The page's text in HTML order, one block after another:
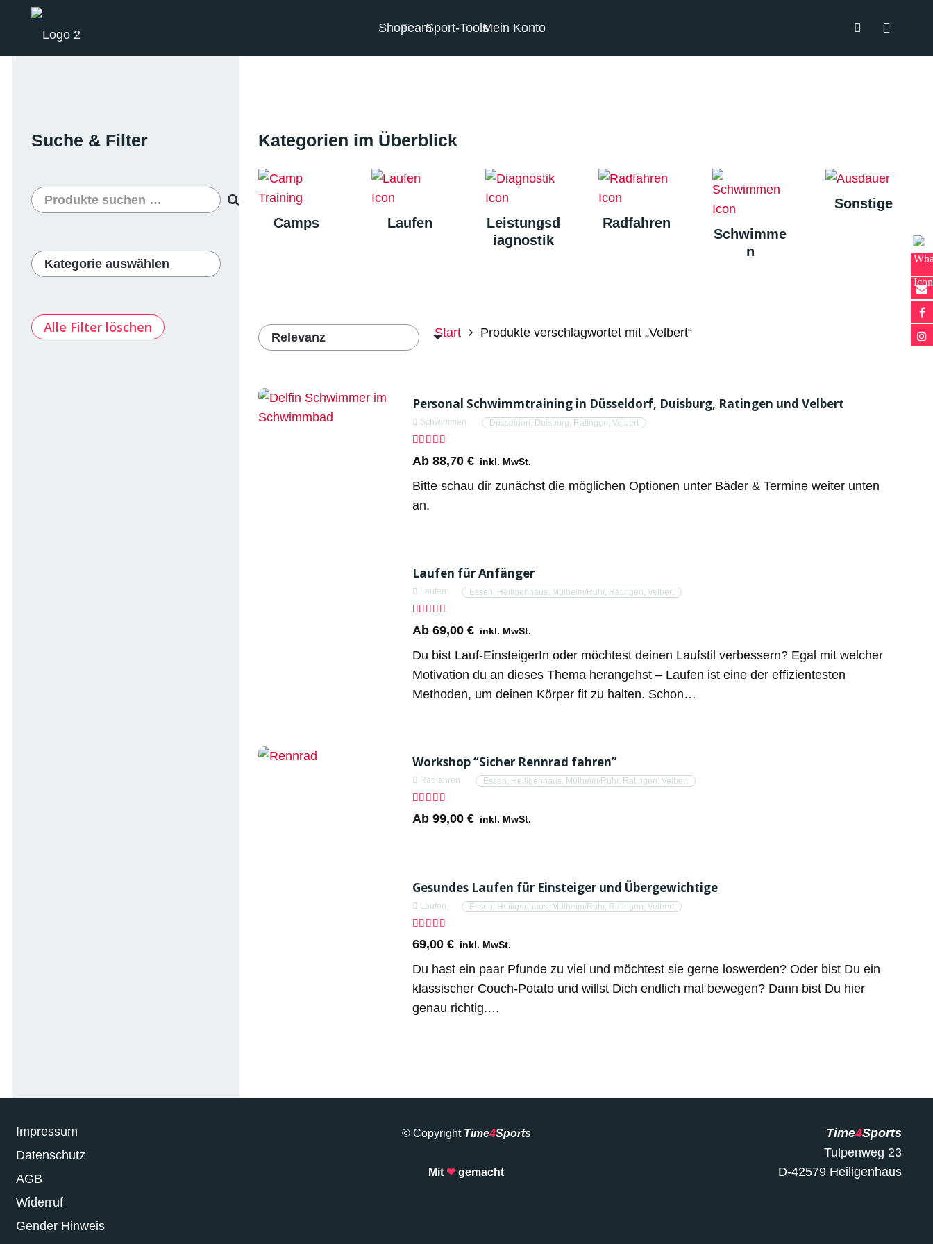
ShopTeamSport-ToolsMein Konto
Suche & Filter
Suchen
nach:
Alle Filter löschen
Kategorien im Überblick
Camps Laufen
Leistungsd
iagnostik
Radfahren
Schwimme
n
Sonstige
Start Produkte verschlagwortet mit „Velbert“
Personal Schwimmtraining in Düsseldorf, Duisburg, Ratingen und Velbert
Schwimmen Düsseldorf, Duisburg, Ratingen, Velbert
Ab 88,70 €inkl. MwSt.
Bitte schau dir zunächst die möglichen Optionen unter Bäder & Termine weiter unten
an.
Laufen für Anfänger
Laufen Essen, Heiligenhaus, Mülheim/Ruhr, Ratingen, Velbert
Ab 69,00 €inkl. MwSt.
Du bist Lauf-EinsteigerIn oder möchtest deinen Laufstil verbessern? Egal mit welcher
Motivation du an dieses Thema herangehst – Laufen ist eine der effizientesten
Methoden, um deinen Körper fit zu halten. Schon…
Workshop “Sicher Rennrad fahren”
Radfahren Essen, Heiligenhaus, Mülheim/Ruhr, Ratingen, Velbert
Bewertet mit
Ab 99,00 €inkl. MwSt.
Gesundes Laufen für Einsteiger und Übergewichtige
Laufen Essen, Heiligenhaus, Mülheim/Ruhr, Ratingen, Velbert
69,00 €inkl. MwSt.
Du hast ein paar Pfunde zu viel und möchtest sie gerne loswerden? Oder bist Du ein
klassischer Couch-Potato und willst Dich endlich mal bewegen? Dann bist Du hier
genau richtig.…
Impressum
Datenschutz
AGB
Widerruf
Gender Hinweis
© Copyright Time4Sports
Mit ❤gemacht
Time4Sports
Tulpenweg 23
D-42579 Heiligenhaus